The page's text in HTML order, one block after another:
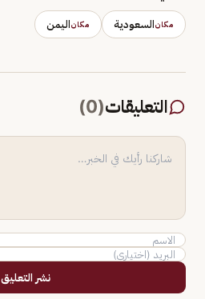
مكانالسعودية مكاناليمن
التعليقات(
0
)
نشر التعليق